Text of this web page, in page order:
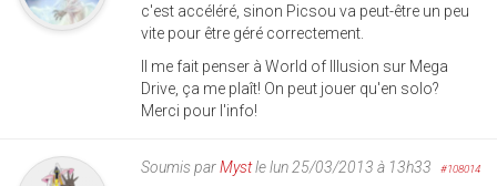
c'est accéléré, sinon Picsou va peut-être un peu
vite pour être géré correctement.
Il me fait penser à World of Illusion sur Mega
Drive, ça me plaît! On peut jouer qu'en solo?
Merci pour l'info!
Soumis parMystle lun 25/03/2013 à 13h33 #108014